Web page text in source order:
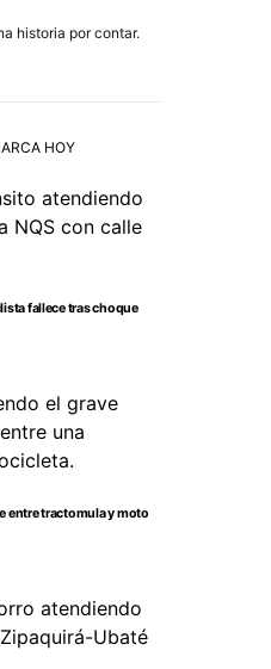
historia por contar.
HOY
fallece tras choque
entre tractomula y moto